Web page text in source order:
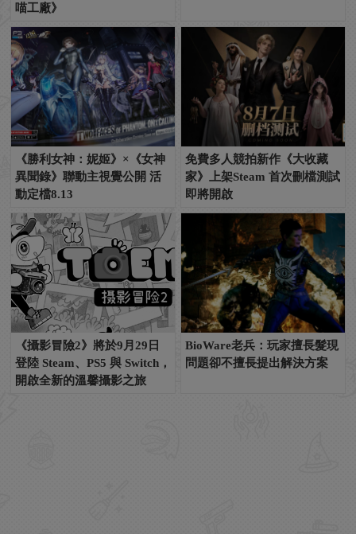
喵工廠》
《勝利女神：妮姬》×《女神
異聞錄》聯動主視覺公開 活
動定檔8.13
免費多人競拍新作《大收藏
家》上架Steam 首次刪檔測試
即將開啟
《攝影冒險2》將於9月29日
登陸 Steam、PS5 與 Switch，
開啟全新的溫馨攝影之旅
BioWare老兵：玩家擅長髮現
問題卻不擅長提出解決方案